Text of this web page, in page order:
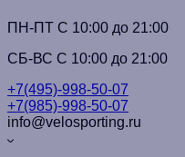
ПН-ПТ C 10:00 до 21:00
СБ-ВС С 10:00 до 21:00
+7(495)-998-50-07
+7(985)-998-50-07
info@velosporting.ru